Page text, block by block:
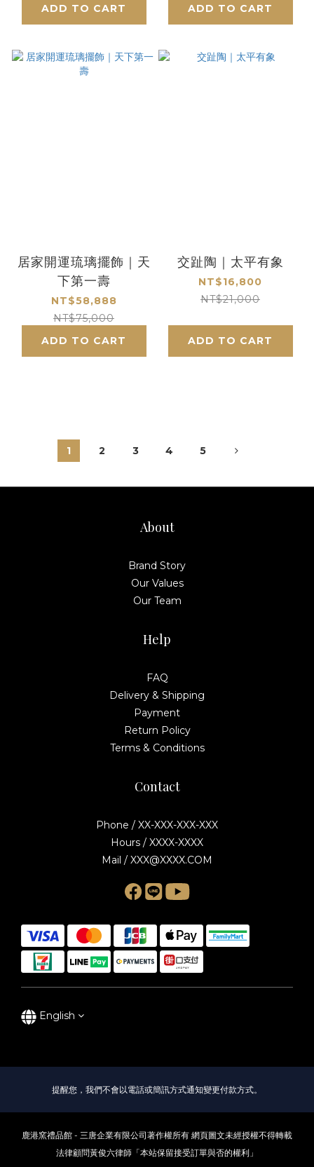
ADD TO CART ADD TO CART
居家開運琉璃擺飾｜天
下第一壽
NT$58,888
NT$75,000
ADD TO CART
交趾陶｜太平有象
NT$16,800
NT$21,000
ADD TO CART
1 2 3 4 5
About
Brand Story
Our Values
Our Team
Help
FAQ
Delivery & Shipping
Payment
Return Policy
Terms & Conditions
Contact
Phone / XX-XXX-XXX-XXX
Hours / XXXX-XXXX
Mail / XXX@XXXX.COM
English
提醒您，我們不會以電話或簡訊方式通知變更付款方式。
鹿港窯禮品館 - 三唐企業有限公司著作權所有 網頁圖文未經授權不得轉載
法律顧問黃俊六律師「本站保留接受訂單與否的權利」